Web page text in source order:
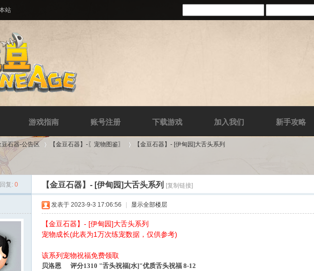
站
游戏指南 账号注册 下载游戏 加入我们 新手攻略
豆石器-公告区 【金豆石器】-〖宠物图鉴〗
›
【金豆石器】- [伊甸园]大舌头系列
回复: 0 【金豆石器】- [伊甸园]大舌头系列 [复制链接]
发表于 2023-9-3 17:06:56 显示全部楼层
【金豆石器】- [伊甸园]大舌头系列
宠物成长(此表为1万次练宠数据，仅供参考)
该系列宠物祝福免费领取
贝洛恩 评分1310 "舌头祝福[水]"优质舌头祝福 8-12